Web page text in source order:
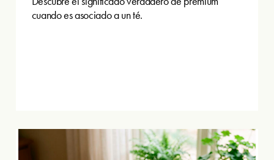
cuando es asociado a un té.